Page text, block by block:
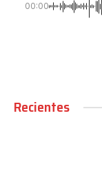
00:00
Recientes